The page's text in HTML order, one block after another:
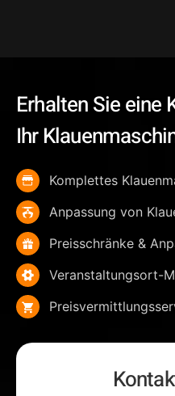
Erhalten Sie
Ihr
Komplettes
Anpassung von
Preisschränke &
Veranstaltungsort-